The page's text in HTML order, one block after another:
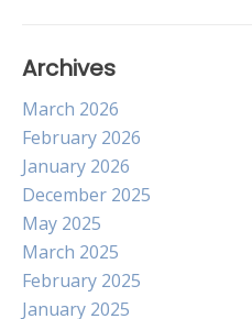
Archives
March 2026
February 2026
January 2026
December 2025
May 2025
March 2025
February 2025
January 2025